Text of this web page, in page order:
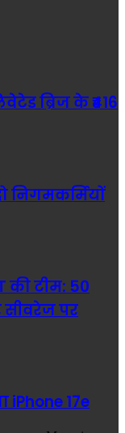
ब्रिज के ₹416
निगमकर्मियों
की टीम: 50
सीवरेज पर
17e